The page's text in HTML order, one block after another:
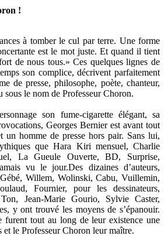
!
à tomber le cul par terre. Une forme
est le mot juste. Et quand il tient
de nous tous.» Ces quelques lignes de
son complice, décrivent parfaitement
de presse, philosophe, poète, chanteur,
sous le nom de Professeur Choron.
son fume-cigarette élégant, sa
Georges Bernier est avant tout
un homme de presse hors pair. Sans lui,
que Hara Kiri mensuel, Charlie
La Gueule Ouverte, BD, Surprise,
vu le jour.Des dizaines d’auteurs,
Willem, Wolinski, Cabu, Vuillemin,
Fournier, pour les dessinateurs,
Jean-Marie Gourio, Sylvie Caster,
y ont trouvé les moyens de s’épanouir.
furent tout au long de leur existence une
et le Professeur Choron leur maître.